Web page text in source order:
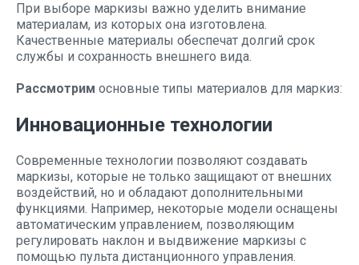
При выборе маркизы важно уделить внимание
материалам, из которых она изготовлена.
Качественные материалы обеспечат долгий срок
службы и сохранность внешнего вида.
Рассмотрим основные типы материалов для маркиз:
Инновационные технологии
Современные технологии позволяют создавать
маркизы, которые не только защищают от внешних
воздействий, но и обладают дополнительными
функциями. Например, некоторые модели оснащены
автоматическим управлением, позволяющим
регулировать наклон и выдвижение маркизы с
помощью пульта дистанционного управления.